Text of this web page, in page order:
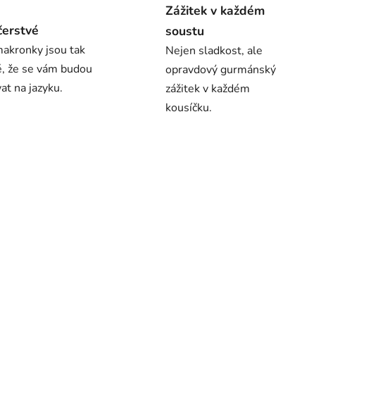
jsou tak
že se vám budou
na jazyku.
Zážitek v každém
soustu
Nejen sladkost, ale
opravdový gurmánský
zážitek v každém
kousíčku.